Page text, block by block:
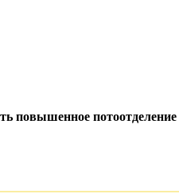
повышенное потоотделение